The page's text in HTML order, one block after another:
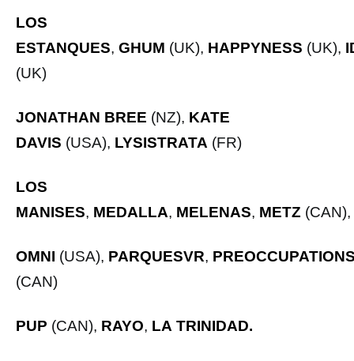
LOS
ESTANQUES, GHUM (UK), HAPPYNESS (UK),
(UK)
JONATHAN BREE (NZ), KATE
DAVIS (USA), LYSISTRATA (FR)
LOS
MANISES, MEDALLA, MELENAS, METZ (CAN),
OMNI (USA), PARQUESVR,
(CAN)
PUP (CAN), RAYO, LA TRINIDAD.